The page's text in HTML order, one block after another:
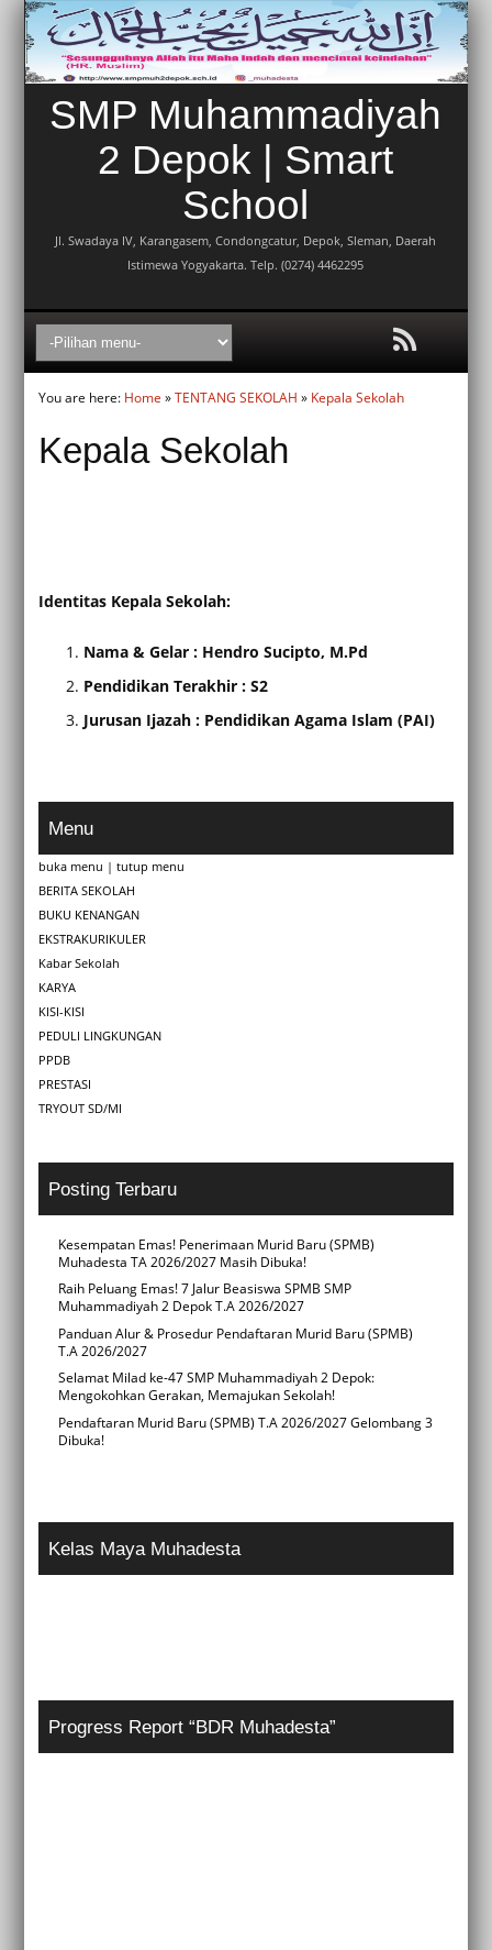
SMP Muhammadiyah
2 Depok | Smart
School
Jl. Swadaya IV, Karangasem, Condongcatur, Depok, Sleman, Daerah
Istimewa Yogyakarta. Telp. (0274) 4462295
You are here: Home »TENTANG SEKOLAH » Kepala Sekolah
Kepala Sekolah
Identitas Kepala Sekolah:
Nama & Gelar : Hendro Sucipto, M.Pd
Pendidikan Terakhir : S2
Jurusan Ijazah : Pendidikan Agama Islam (PAI)
Menu
buka menu | tutup menu
BERITA SEKOLAH
BUKU KENANGAN
EKSTRAKURIKULER
Kabar Sekolah
KARYA
KISI-KISI
PEDULI LINGKUNGAN
PPDB
PRESTASI
TRYOUT SD/MI
Posting Terbaru
Kesempatan Emas! Penerimaan Murid Baru (SPMB)
Muhadesta TA 2026/2027 Masih Dibuka!
Raih Peluang Emas! 7 Jalur Beasiswa SPMB SMP
Muhammadiyah 2 Depok T.A 2026/2027
Panduan Alur & Prosedur Pendaftaran Murid Baru (SPMB)
T.A 2026/2027
Selamat Milad ke-47 SMP Muhammadiyah 2 Depok:
Mengokohkan Gerakan, Memajukan Sekolah!
Pendaftaran Murid Baru (SPMB) T.A 2026/2027 Gelombang 3
Dibuka!
Kelas Maya Muhadesta
Progress Report “BDR Muhadesta”